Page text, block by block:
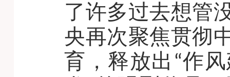
了许多过去想管
央再次聚焦贯彻
育，释放出“作